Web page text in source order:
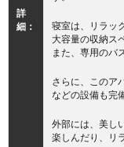
詳
細：
寝室は、リラッ
大容量の収納ス
また、専用のバ
さらに、このア
などの設備も完
外部には、美し
楽しんだり、リ